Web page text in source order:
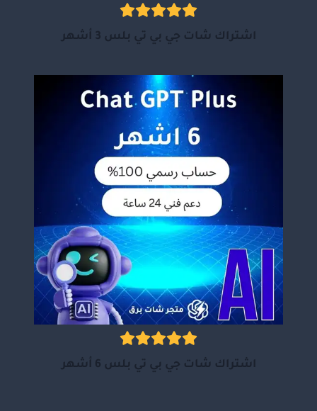
اشتراك شات جي بي تي بلس 3 أشهر
اشتراك شات جي بي تي بلس 6 أشهر